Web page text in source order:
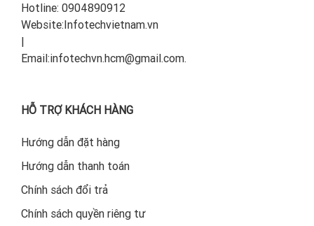
Hotline: 0904890912
Website:Infotechvietnam.vn
|
Email:infotechvn.hcm@gmail.com.
HỖ TRỢ KHÁCH HÀNG
Hướng dẫn đặt hàng
Hướng dẫn thanh toán
Chính sách đổi trả
Chính sách quyền riêng tư